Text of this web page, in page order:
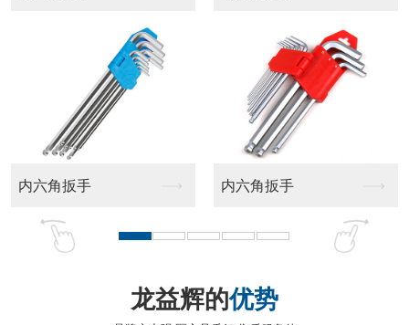
优势
品牌实力强 匠心品质好 售后服务佳